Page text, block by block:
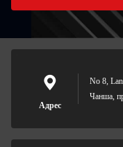
Адрес
No 8,
Чанша,